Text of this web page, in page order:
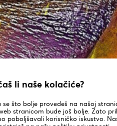
li naše kolačiće?
se što bolje provedeš na našoj
stranicom bude još bolje. Zato
poboljšavali korisničko iskustvo.